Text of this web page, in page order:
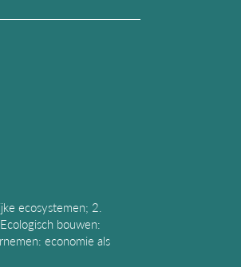
ecosystemen; 2.
bouwen:
economie als